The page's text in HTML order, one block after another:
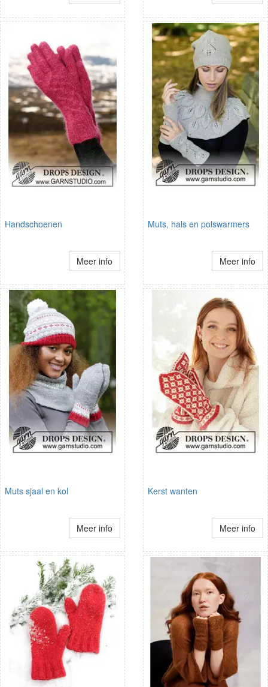
Handschoenen
Meer info
Muts, hals en polswarmers
Meer info
Muts sjaal en kol
Meer info
Kerst wanten
Meer info